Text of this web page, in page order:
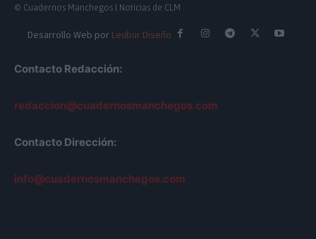
© Cuadernos Manchegos | Noticias de CLM
Desarrollo Web por Leubur Diseño
Contacto Redacción:
redaccion@cuadernosmanchegos.com
Contacto Dirección:
info@cuadernosmanchegos.com